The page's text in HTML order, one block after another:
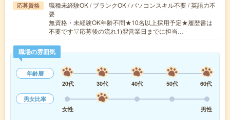
応募資格
職種未経験OK / ブランクOK / パソコンスキル不要 / 英語力不
要
無資格・未経験OK年齢不問★10名以上採用予定★履歴書は
不要です▽応募後の流れ1)翌営業日までに担当…
職場の雰囲気
年齢層
20代
30代 40代 50代
60代
男女比率
女性
男性